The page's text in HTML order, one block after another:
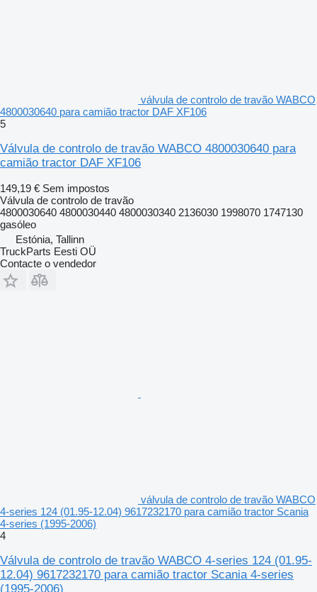
válvula de controlo de travão WABCO
4800030640 para camião tractor DAF XF106
5
Válvula de controlo de travão WABCO 4800030640 para
camião tractor DAF XF106
149,19 € Sem impostos
Válvula de controlo de travão
4800030640 4800030440 4800030340 2136030 1998070 1747130
gasóleo
Estónia, Tallinn
TruckParts Eesti OÜ
Contacte o vendedor
válvula de controlo de travão WABCO
4-series 124 (01.95-12.04) 9617232170 para camião tractor Scania
4-series (1995-2006)
4
Válvula de controlo de travão WABCO 4-series 124 (01.95-
12.04) 9617232170 para camião tractor Scania 4-series
(1995-2006)